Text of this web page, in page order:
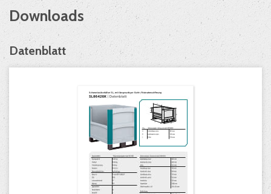
Downloads
Datenblatt